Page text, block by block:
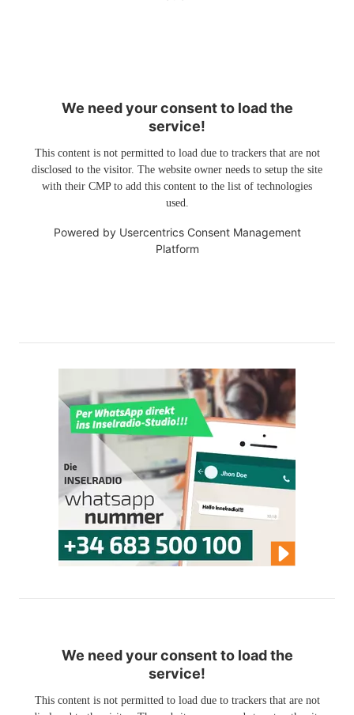
We need your consent to load the
service!
This content is not permitted to load due to trackers that are not
disclosed to the visitor. The website owner needs to setup the site
with their CMP to add this content to the list of technologies
used.
Powered by Usercentrics Consent Management
Platform
We need your consent to load the
service!
This content is not permitted to load due to trackers that are not